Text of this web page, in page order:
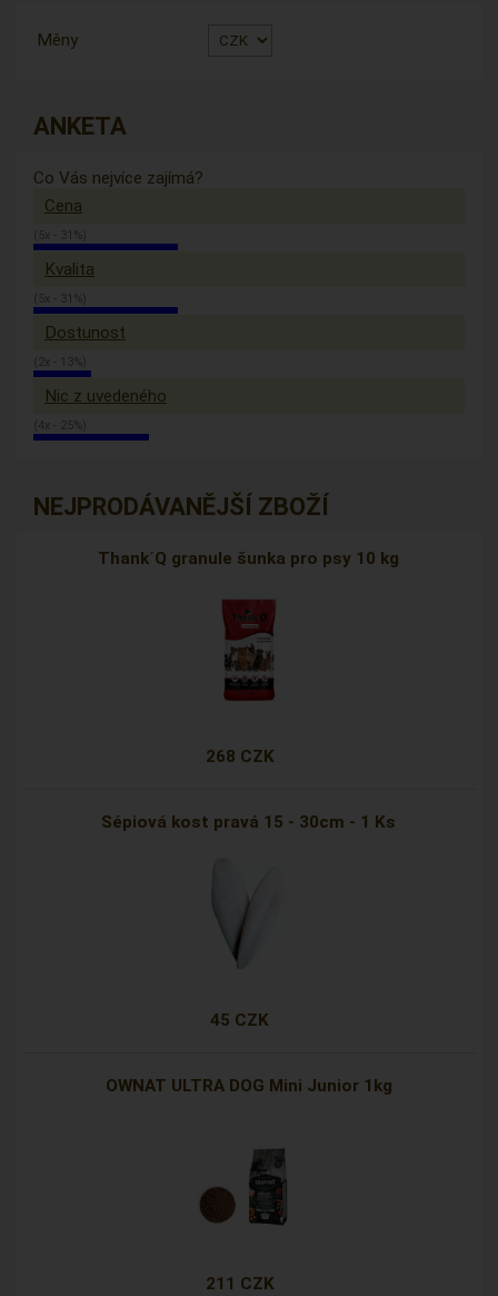
Měny
ANKETA
Co Vás nejvíce zajímá?
Cena
(5x - 31%)
Kvalita
(5x - 31%)
Dostunost
(2x - 13%)
Nic z uvedeného
(4x - 25%)
NEJPRODÁVANĚJŠÍ ZBOŽÍ
Thank´Q granule šunka pro psy 10 kg
268 CZK
Sépiová kost pravá 15 - 30cm - 1 Ks
45 CZK
OWNAT ULTRA DOG Mini Junior 1kg
211 CZK